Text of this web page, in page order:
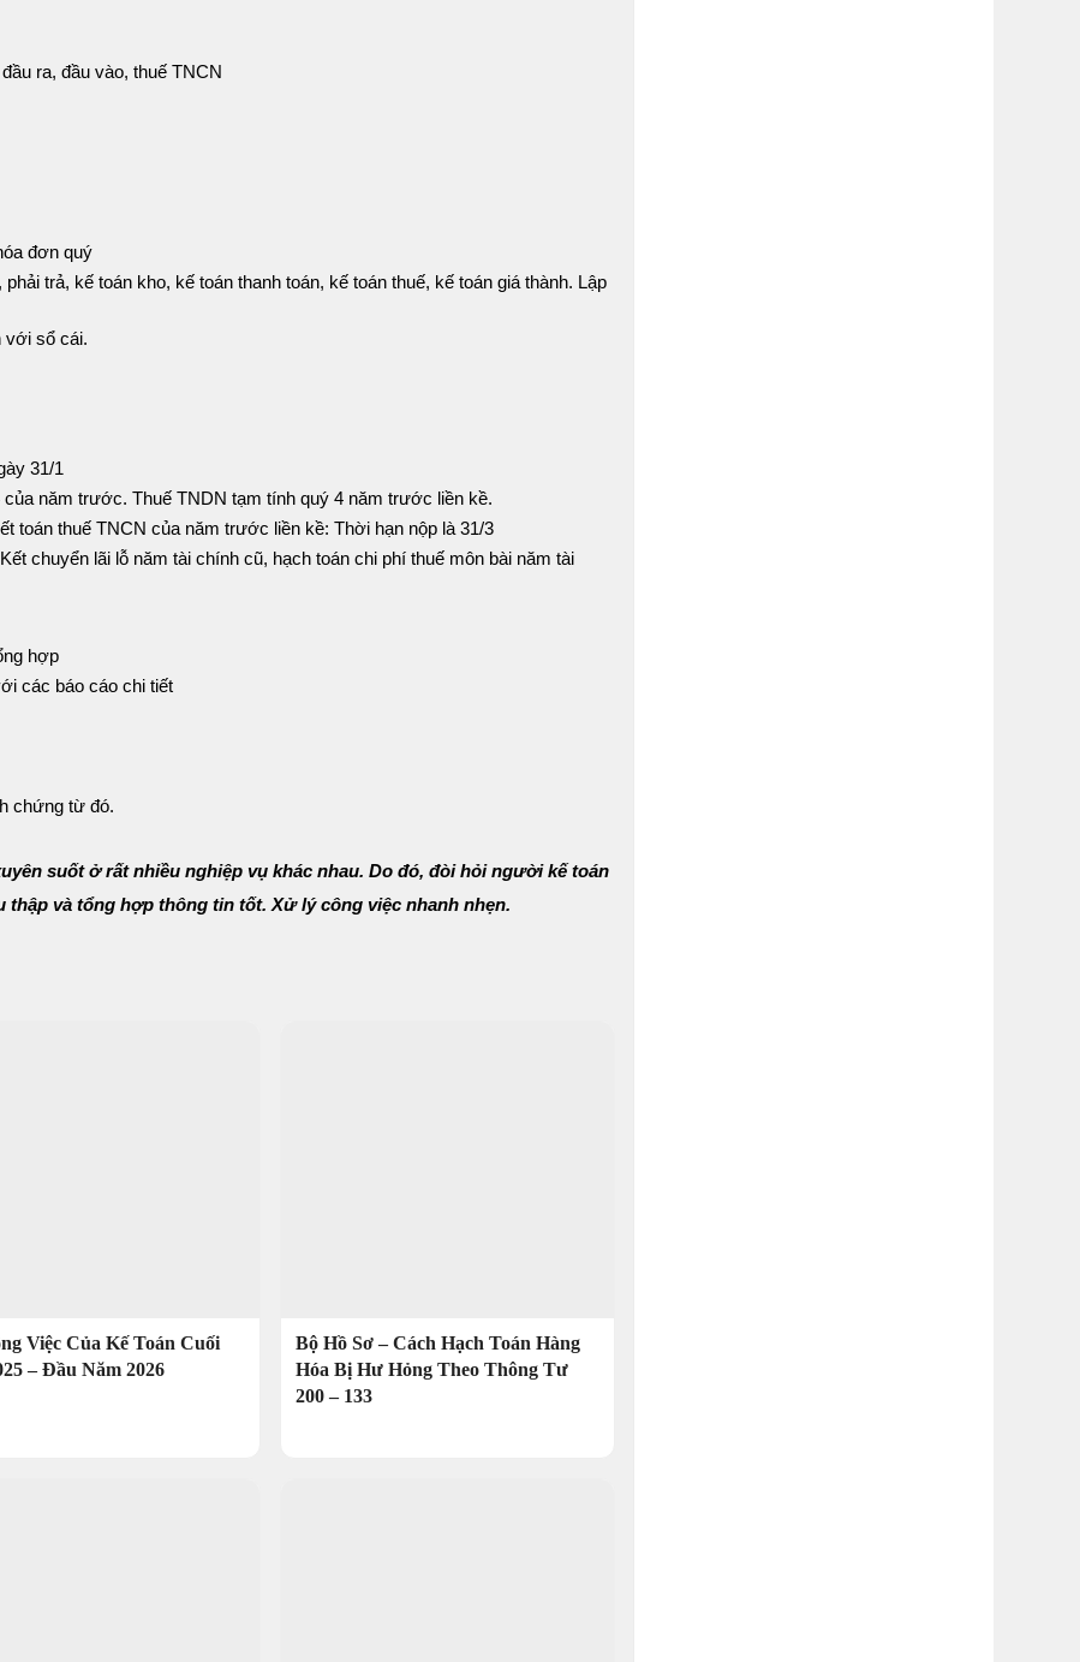
ra, đầu vào, thuế TNCN
đơn quý
trả, kế toán kho, kế toán thanh toán, kế toán thuế, kế toán giá thành. Lập
với sổ cái.
31/1
năm trước. Thuế TNDN tạm tính quý 4 năm trước liền kề.
toán thuế TNCN của năm trước liền kề: Thời hạn nộp là 31/3
chuyển lãi lỗ năm tài chính cũ, hạch toán chi phí thuế môn bài năm tài
hợp
các báo cáo chi tiết
chứng từ đó.
suốt ở rất nhiều nghiệp vụ khác nhau. Do đó, đòi hỏi người kế toán
và tổng hợp thông tin tốt. Xử lý công việc nhanh nhẹn.
Việc Của Kế Toán Cuối
– Đầu Năm 2026
Bộ Hồ Sơ – Cách Hạch Toán Hàng
Hóa Bị Hư Hỏng Theo Thông Tư
200 – 133